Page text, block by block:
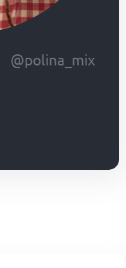
@polina_mix